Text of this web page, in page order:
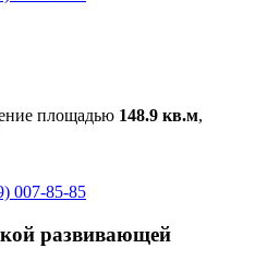
площадью 148.9 кв.м,
007-85-85
развивающей